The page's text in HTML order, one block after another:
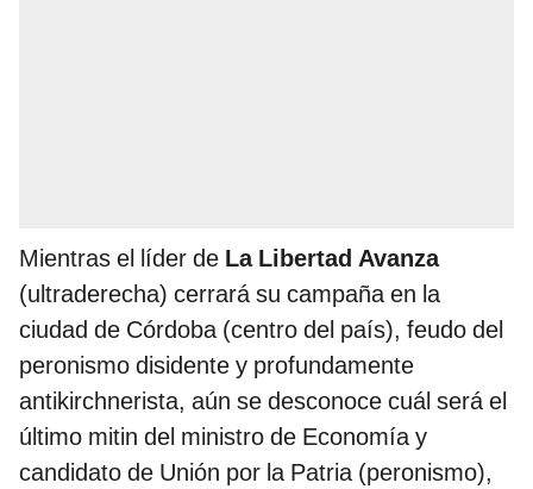
Mientras el líder de La Libertad Avanza
(ultraderecha) cerrará su campaña en la
ciudad de Córdoba (centro del país), feudo del
peronismo disidente y profundamente
antikirchnerista, aún se desconoce cuál será el
último mitin del ministro de Economía y
candidato de Unión por la Patria (peronismo),